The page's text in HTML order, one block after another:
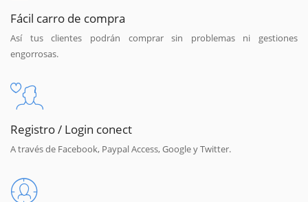
Fácil carro de compra
Así tus clientes podrán comprar sin problemas ni gestiones
engorrosas.
Registro / Login conect
A través de Facebook, Paypal Access, Google y Twitter.